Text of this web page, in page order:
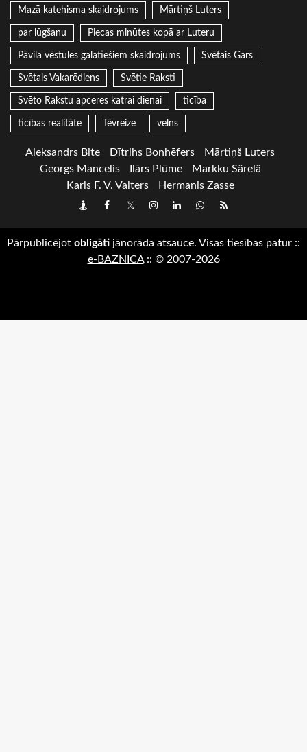
Mazā katehisma skaidrojums Mārtiņš Luters
par lūgšanu Piecas minūtes kopā ar Luteru
Pāvila vēstules galatiešiem skaidrojums Svētais Gars
Svētais Vakarēdiens Svētie Raksti
Svēto Rakstu apceres katrai dienai ticība
ticības realitāte Tēvreize velns
Aleksandrs Bite Dītrihs Bonhēfers
Mārtiņš Luters
Georgs Mancelis
Ilārs Plūme
Markku Särelä
Karls F. V. Valters
Hermanis Zasse
DraugiemFacebook
TwitterInstagram
LinkedInwhatsapp
RSS
Pārpublicējot obligāti jānorāda atsauce. Visas tiesības patur ::
e-BAZNICA:: © 2007-2026